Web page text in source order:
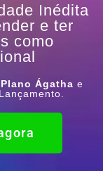
Inédita
e ter
como
Ágatha e